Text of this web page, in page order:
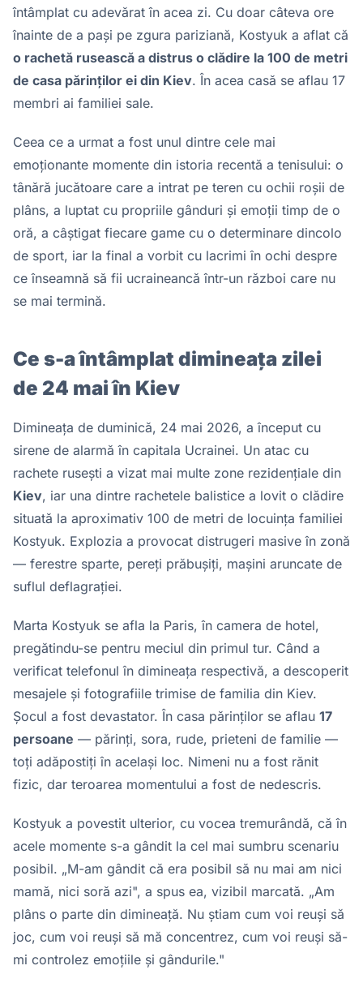
întâmplat cu adevărat în acea zi. Cu doar câteva ore
înainte de a pași pe zgura pariziană, Kostyuk a aflat că
o rachetă rusească a distrus o clădire la 100 de metri
de casa părinților ei din Kiev. În acea casă se aflau 17
membri ai familiei sale.
Ceea ce a urmat a fost unul dintre cele mai
emoționante momente din istoria recentă a tenisului: o
tânără jucătoare care a intrat pe teren cu ochii roșii de
plâns, a luptat cu propriile gânduri și emoții timp de o
oră, a câștigat fiecare game cu o determinare dincolo
de sport, iar la final a vorbit cu lacrimi în ochi despre
ce înseamnă să fii ucraineancă într-un război care nu
se mai termină.
Ce s-a întâmplat dimineața zilei
de 24 mai în Kiev
Dimineața de duminică, 24 mai 2026, a început cu
sirene de alarmă în capitala Ucrainei. Un atac cu
rachete rusești a vizat mai multe zone rezidențiale din
Kiev, iar una dintre rachetele balistice a lovit o clădire
situată la aproximativ 100 de metri de locuința familiei
Kostyuk. Explozia a provocat distrugeri masive în zonă
— ferestre sparte, pereți prăbușiți, mașini aruncate de
suflul deflagrației.
Marta Kostyuk se afla la Paris, în camera de hotel,
pregătindu-se pentru meciul din primul tur. Când a
verificat telefonul în dimineața respectivă, a descoperit
mesajele și fotografiile trimise de familia din Kiev.
Șocul a fost devastator. În casa părinților se aflau 17
persoane — părinți, sora, rude, prieteni de familie —
toți adăpostiți în același loc. Nimeni nu a fost rănit
fizic, dar teroarea momentului a fost de nedescris.
Kostyuk a povestit ulterior, cu vocea tremurândă, că în
acele momente s-a gândit la cel mai sumbru scenariu
posibil. „M-am gândit că era posibil să nu mai am nici
mamă, nici soră azi", a spus ea, vizibil marcată. „Am
plâns o parte din dimineață. Nu știam cum voi reuși să
joc, cum voi reuși să mă concentrez, cum voi reuși să-
mi controlez emoțiile și gândurile."